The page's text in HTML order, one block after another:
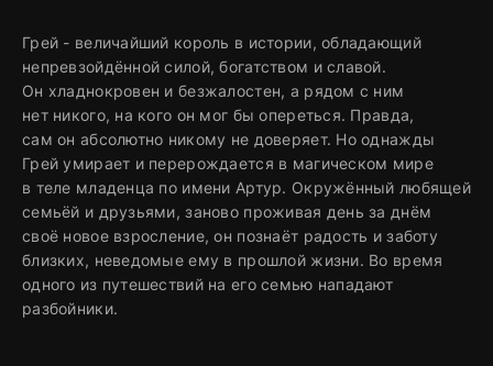
Грей - величайший король в истории, обладающий
непревзойдённой силой, богатством и славой.
Он хладнокровен и безжалостен, а рядом с ним
нет никого, на кого он мог бы опереться. Правда,
сам он абсолютно никому не доверяет. Но однажды
Грей умирает и перерождается в магическом мире
в теле младенца по имени Артур. Окружённый любящей
семьёй и друзьями, заново проживая день за днём
своё новое взросление, он познаёт радость и заботу
близких, неведомые ему в прошлой жизни. Во время
одного из путешествий на его семью нападают
разбойники.